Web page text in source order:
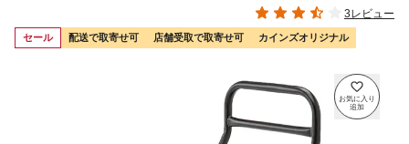
3レビュー
セール 配送で取寄せ可 店舗受取で取寄せ可 カインズオリジナル